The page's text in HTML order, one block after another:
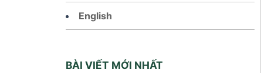
English
BÀI VIẾT MỚI NHẤT